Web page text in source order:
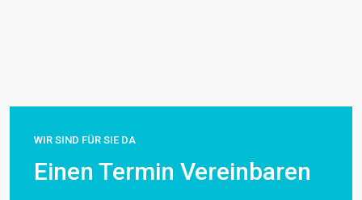
WIR SIND FÜR SIE DA
Einen Termin Vereinbaren